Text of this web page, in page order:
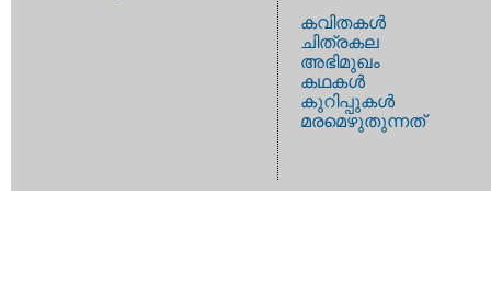
കവിതകള്‍
ചിത്രകല
അഭിമുഖം
കഥകള്‍
കുറിപ്പുകള്‍
മരമെഴുതുന്നത്